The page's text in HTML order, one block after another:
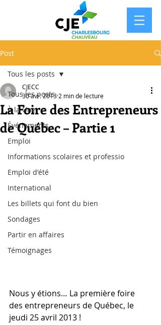
Post
Tous les posts
À la Une
Événements
Emploi
Informations scolaires et professio
Emploi d'été
International
Les billets qui font du bien
Sondages
Partir en affaires
Témoignages
Tous les posts
La Foire des Entrepreneurs
de Québec – Partie 1
CJECC
30 avr. 2013 2 min de lecture
Nous y étions… La première foire
des entrepreneurs de Québec, le
jeudi 25 avril 2013 !